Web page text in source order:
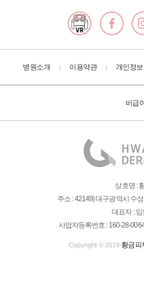
병원소개 | 이용약관 | 개인정
비급
상호명 :
주소 : 42149) 대구광역시 수
대표자 :
사업자등록번호 : 160-28-
Copyright © 2019 황금피